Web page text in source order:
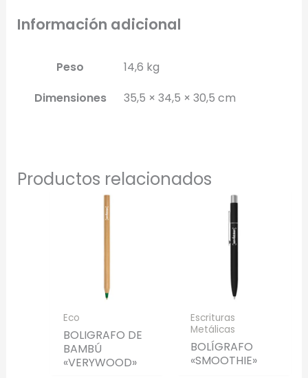
Información adicional
Peso
14,6 kg
Dimensiones
35,5 × 34,5 × 30,5 cm
Productos relacionados
Eco
BOLIGRAFO DE
BAMBÚ
«VERYWOOD»
Escrituras
Metálicas
BOLÍGRAFO
«SMOOTHIE»